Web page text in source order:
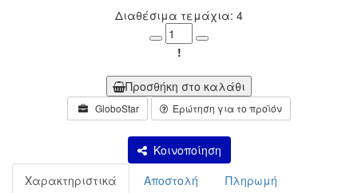
Διαθέσιμα τεμάχια: 4
Minus
Plus
!
Προσθήκη στο καλάθι
GloboStar Ερώτηση για το προϊόν
Κοινοποίηση
Χαρακτηριστικά
Αποστολή Πληρωμή